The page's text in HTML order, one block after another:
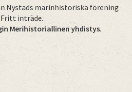
Nystads marinhistoriska förening
inträde.
Merihistoriallinen yhdistys.